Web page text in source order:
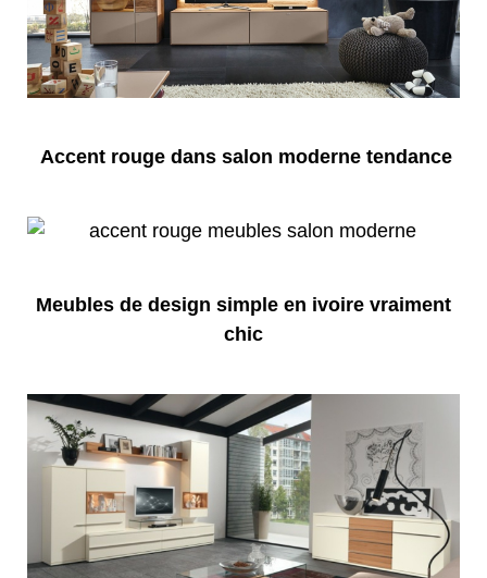
Accent rouge dans salon moderne tendance
Meubles de design simple en ivoire vraiment
chic